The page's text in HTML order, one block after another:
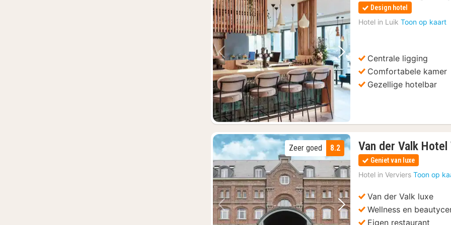
Vorige foto Volgende foto
Design hotel
Hotel in Luik Toon op kaart
Centrale ligging
Comfortabele kamer
Gezellige hotelbar
Vorige foto Volgende foto
8.2
Zeer goed Van der Valk
Geniet van luxe
Hotel in Verviers Toon op
Van der Valk luxe
Wellness en
Eigen restaurant